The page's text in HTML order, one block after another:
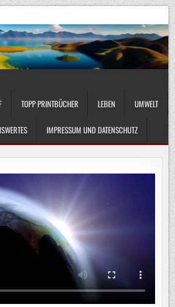
TOPP PRINTBÜCHER LEBEN UMWELT
IMPRESSUM UND DATENSCHUTZ